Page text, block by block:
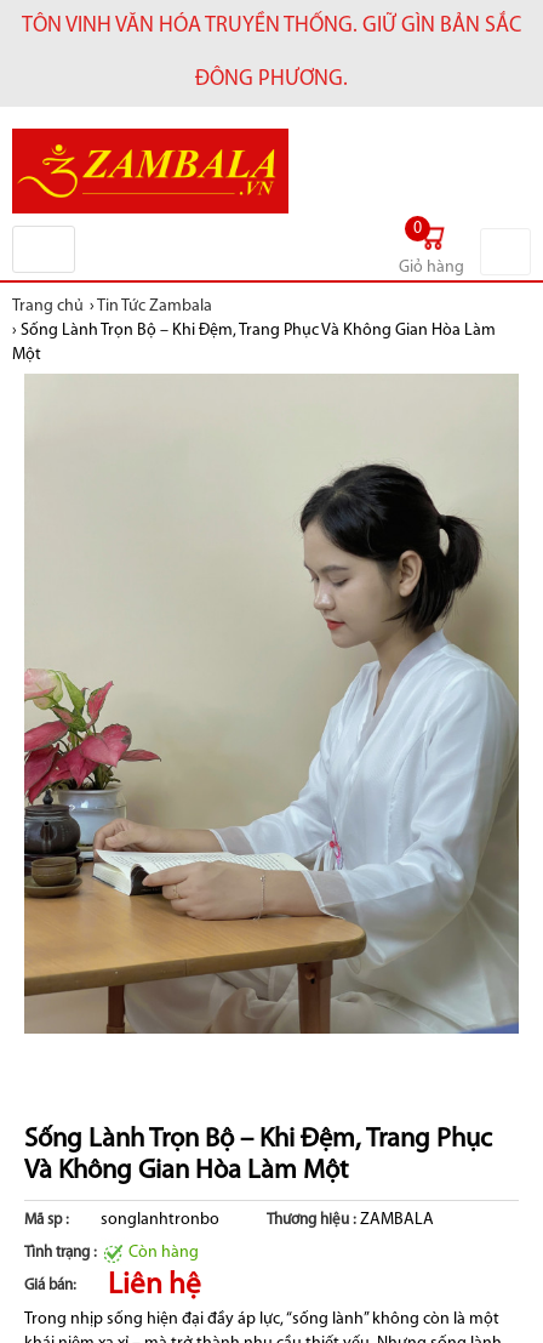
TÔN VINH VĂN HÓA TRUYỀN THỐNG. GIỮ GÌN BẢN SẮC
ĐÔNG PHƯƠNG.
0
Giỏ hàng
Trang chủ ›
Tin Tức Zambala
› Sống Lành Trọn Bộ – Khi Đệm, Trang Phục Và Không Gian Hòa Làm
Một
Sống Lành Trọn Bộ – Khi Đệm, Trang Phục
Và Không Gian Hòa Làm Một
Mã sp : songlanhtronbo Thương hiệu :ZAMBALA
Tình trạng : Còn hàng
Giá bán: Liên hệ
Trong nhịp sống hiện đại đầy áp lực, “sống lành” không còn là một